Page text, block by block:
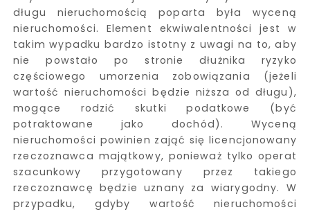
długu nieruchomością poparta była wyceną
nieruchomości. Element ekwiwalentności jest w
takim wypadku bardzo istotny z uwagi na to, aby
nie powstało po stronie dłużnika ryzyko
częściowego umorzenia zobowiązania (jeżeli
wartość nieruchomości będzie niższa od długu),
mogące rodzić skutki podatkowe (być
potraktowane jako dochód). Wyceną
nieruchomości powinien zająć się licencjonowany
rzeczoznawca majątkowy, ponieważ tylko operat
szacunkowy przygotowany przez takiego
rzeczoznawcę będzie uznany za wiarygodny. W
przypadku, gdyby wartość nieruchomości